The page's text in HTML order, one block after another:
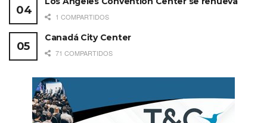
1 COMPARTIDOS
Canadá City Center
71 COMPARTIDOS